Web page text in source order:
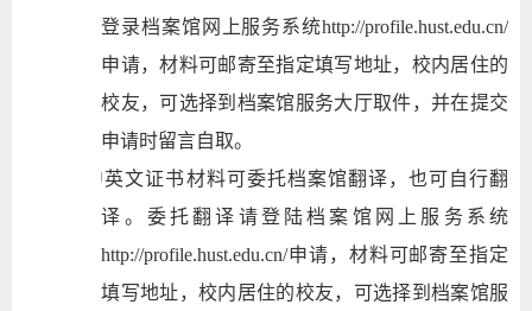
登录档案馆网上服务系统http://profile.hust.edu.cn/
申请，材料可邮寄至指定填写地址，校内居住的
校友，可选择到档案馆服务大厅取件，并在提交
申请时留言自取。
中英文证书材料可委托档案馆翻译，也可自行翻
译。委托翻译请登陆档案馆网上服务系统
http://profile.hust.edu.cn/申请，材料可邮寄至指定
填写地址，校内居住的校友，可选择到档案馆服